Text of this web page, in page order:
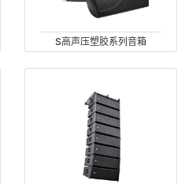
S高声压塑胶系列音箱